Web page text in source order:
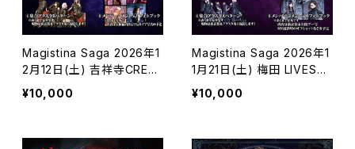
Magistina Saga 2026年1
2月12日(土) 吉祥寺CRES
CENDO プレミアムSチケッ
¥10,000
Magistina Saga 2026年1
1月21日(土) 梅田 LIVESPA
CE ODYSSEY プレミアムS
チケット
¥10,000